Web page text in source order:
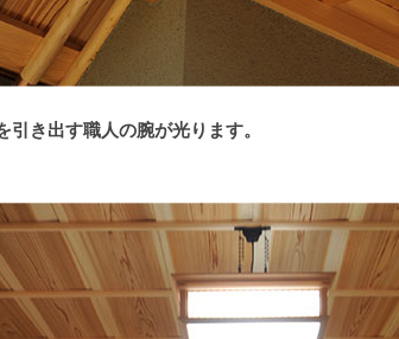
き出す職人の腕が光ります。